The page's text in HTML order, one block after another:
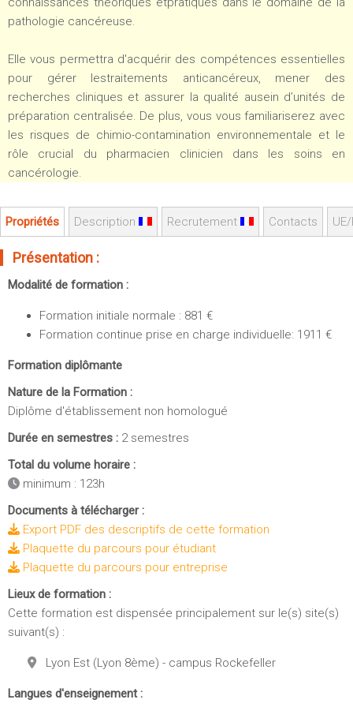
Sportives)
UFR FS (Chimie, Mathématique, Physique)
UFR Biosciences (Biologie, Biochimie)
GEP (Génie Electrique des Procédés - Département composante)
Informatique (Département Composante)
Mécanique (Département composante)
Fermer
Intranet des personnels
Moodle
Emploi du temps
Messagerie
Stage et emploi
de Compétences
Fermer
pathologie cancéreuse.
Elle vous permettra d'acquérir des compétences essentielles
pour gérer lestraitements anticancéreux, mener des
recherches cliniques et assurer la qualité ausein d’unités de
préparation centralisée. De plus, vous vous familiariserez avec
les risques de chimio-contamination environnementale et le
rôle crucial du pharmacien clinicien dans les soins en
cancérologie.
Propriétés Description Recrutement Contacts
Présentation :
Modalité de formation :
Formation initiale normale : 881 €
Formation continue prise en charge individuelle: 1911 €
Formation diplômante
Nature de la Formation :
Diplôme d'établissement non homologué
Durée en semestres : 2 semestres
Total du volume horaire :
minimum : 123h
Documents à télécharger :
Export PDF des descriptifs de cette formation
Plaquette du parcours pour étudiant
Plaquette du parcours pour entreprise
Lieux de formation :
Cette formation est dispensée principalement sur le(s) site(s)
suivant(s) :
Lyon Est (Lyon 8ème) - campus Rockefeller
Langues d'enseignement :